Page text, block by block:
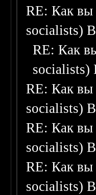
RE: Как вы
socialists)
RE: Как
socialists)
RE: Как вы
socialists)
RE: Как вы
socialists)
RE: Как вы
socialists)